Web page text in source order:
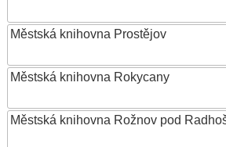
Městská knihovna Prostějov
Městská knihovna Rokycany
Městská knihovna Rožnov pod